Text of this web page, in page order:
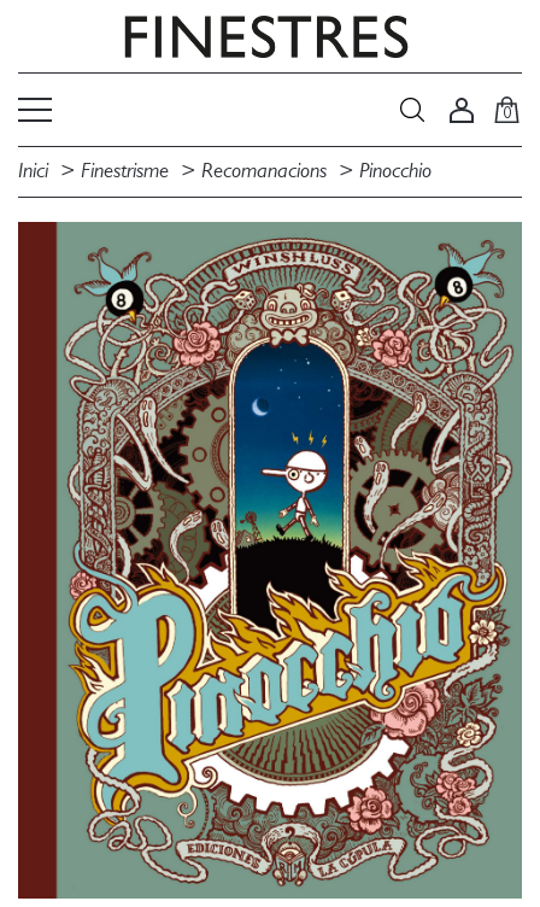
0
Inici Finestrisme Recomanacions Pinocchio